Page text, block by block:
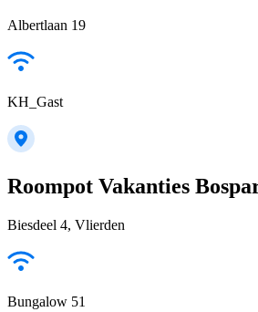
Albertlaan 19
KH_Gast
Roompot Vakanties
Biesdeel 4, Vlierden
Bungalow 51